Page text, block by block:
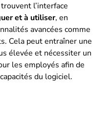
l’interface
et à utiliser, en
avancées comme
Cela peut entraîner une
élevée et nécessiter un
les employés afin de
du logiciel​​.